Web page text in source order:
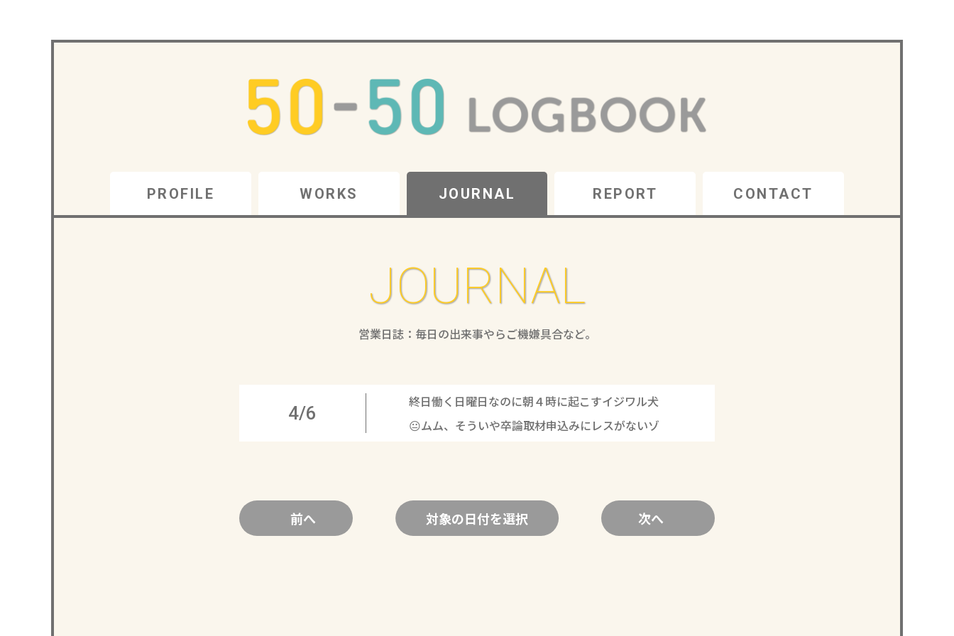
PROFILE WORKS JOURNAL REPORT CONTACT
JOURNAL
営業日誌：毎日の出来事やらご機嫌具合など。
4/6
終日働く日曜日なのに朝４時に起こすイジワル犬
😐ムム、そういや卒論取材申込みにレスがないゾ
前へ 次へ
対象の日付を選択